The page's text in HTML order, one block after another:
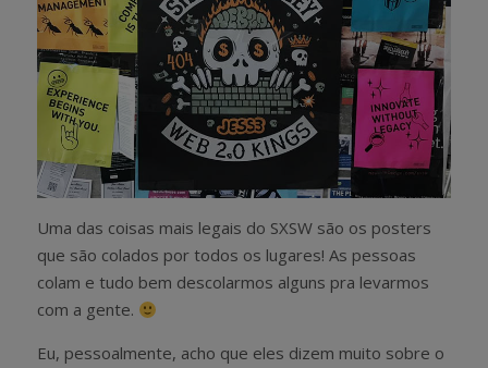
Uma das coisas mais legais do SXSW são os posters
que são colados por todos os lugares! As pessoas
colam e tudo bem descolarmos alguns pra levarmos
com a gente.
Eu, pessoalmente, acho que eles dizem muito sobre o